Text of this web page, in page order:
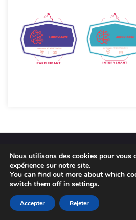
PARTENAIRES
Nous utilisons des cookies pour vous
expérience sur notre site.
You can find out more about which
switch them off in settings.
Accepter Rejeter